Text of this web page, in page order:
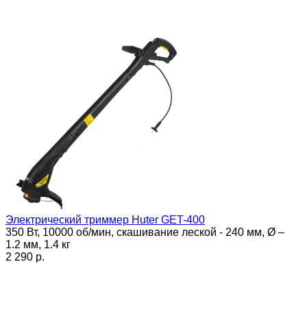
Электрический триммер Huter GET-400
350 Вт, 10000 об/мин, скашивание леской - 240 мм, Ø –
1.2 мм, 1.4 кг
2 290 p.